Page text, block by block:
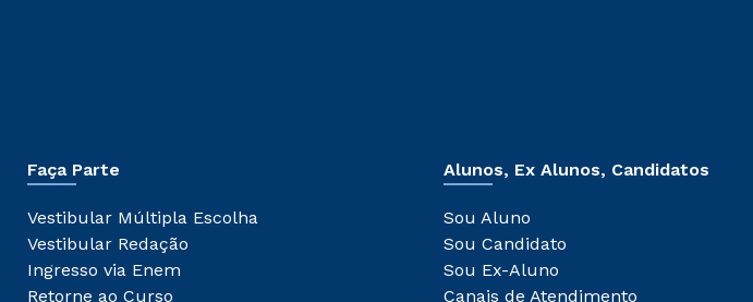
Faça Parte
Vestibular Múltipla Escolha
Vestibular Redação
Ingresso via Enem
Retorne ao Curso
Alunos, Ex Alunos, Candidatos
Sou Aluno
Sou Candidato
Sou Ex-Aluno
Canais de Atendimento